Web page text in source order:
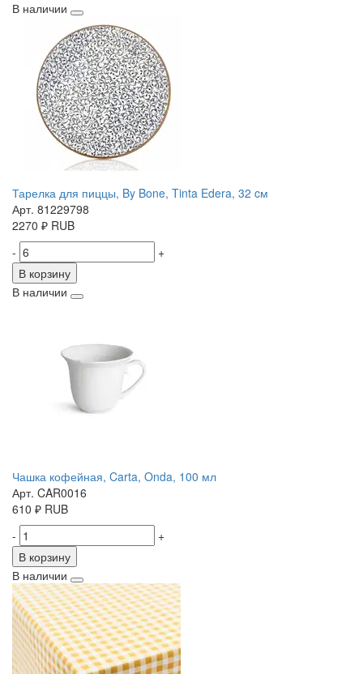
В наличии
Тарелка для пиццы, By Bone, Tinta Edera, 32 cм
Арт. 81229798
2270 ₽ RUB
-
+
В корзину
В наличии
Чашка кофейная, Carta, Onda, 100 мл
Арт. CAR0016
610 ₽ RUB
-
+
В корзину
В наличии